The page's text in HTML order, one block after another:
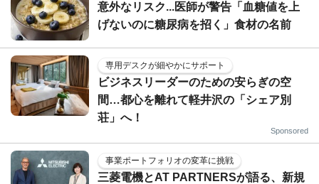
意外なリスク...医師が警告「血糖値を上
げないのに糖尿病を招く」食材の名前
専用デスクが細やかにサポート
ビジネスリーダーのための安らぎの空
間…都心を離れて軽井沢の「シェア別
荘」へ！
Sponsored
事業ポートフォリオの変革に挑戦
三菱電機とAT PARTNERSが語る、新規